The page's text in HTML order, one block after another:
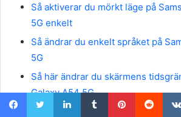
Så aktiverar du mörkt läge på
5G enkelt
Så ändrar du enkelt språket på
5G
Så här ändrar du skärmens
Galaxy A54 5G
Hur du enkelt anpassar